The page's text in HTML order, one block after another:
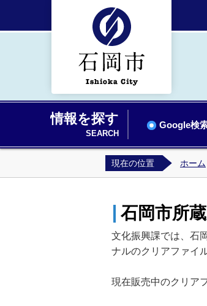
情報を探す
SEARCH
Google検
現在の位置 ホーム
石岡市所
文化振興課では、石
ナルのクリアファイ
現在販売中のクリア